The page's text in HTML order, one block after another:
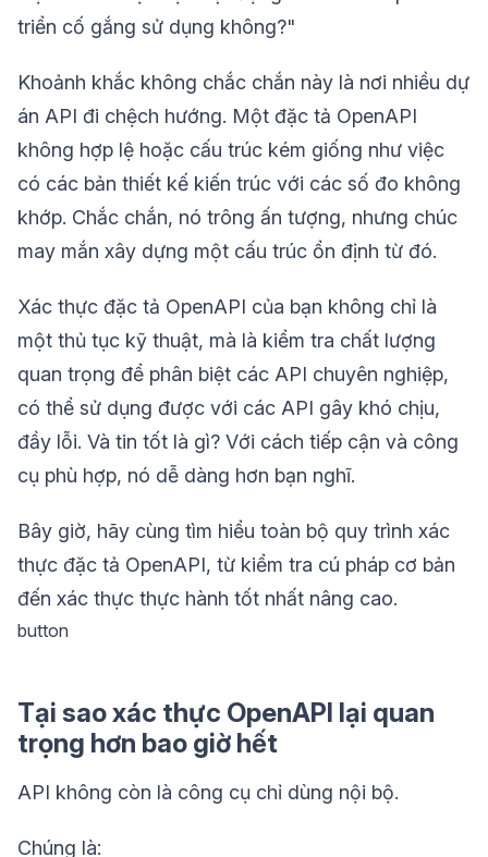
triển cố gắng sử dụng không?"
Khoảnh khắc không chắc chắn này là nơi nhiều dự
án API đi chệch hướng. Một đặc tả OpenAPI
không hợp lệ hoặc cấu trúc kém giống như việc
có các bản thiết kế kiến trúc với các số đo không
khớp. Chắc chắn, nó trông ấn tượng, nhưng chúc
may mắn xây dựng một cấu trúc ổn định từ đó.
Xác thực đặc tả OpenAPI của bạn không chỉ là
một thủ tục kỹ thuật, mà là kiểm tra chất lượng
quan trọng để phân biệt các API chuyên nghiệp,
có thể sử dụng được với các API gây khó chịu,
đầy lỗi. Và tin tốt là gì? Với cách tiếp cận và công
cụ phù hợp, nó dễ dàng hơn bạn nghĩ.
Bây giờ, hãy cùng tìm hiểu toàn bộ quy trình xác
thực đặc tả OpenAPI, từ kiểm tra cú pháp cơ bản
đến xác thực thực hành tốt nhất nâng cao.
button
Tại sao xác thực OpenAPI lại quan
trọng hơn bao giờ hết
API không còn là công cụ chỉ dùng nội bộ.
Chúng là: